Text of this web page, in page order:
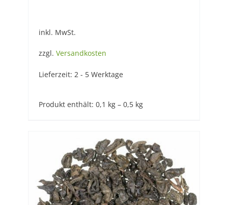
inkl. MwSt.
zzgl. Versandkosten
Lieferzeit: 2 - 5 Werktage
Produkt enthält: 0,1 kg – 0,5 kg